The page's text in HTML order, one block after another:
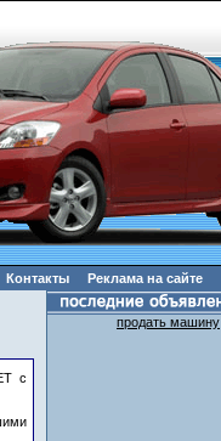
Контакты Реклама на сайте
с
продать машину